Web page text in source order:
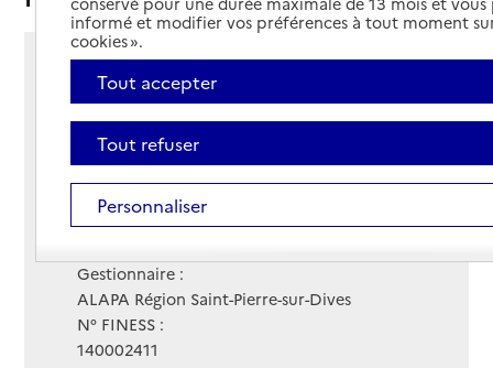
26 rue des Peupliers
BP 65
14140 - Saint-Pierre-en-Auge
Voir itinéraire
Téléphone :
02 31 20 70 44
Contact
Contact
Gestionnaire :
ALAPA Région Saint-Pierre-sur-Dives
N° FINESS :
140002411
informé et modifier vos préférences à tout moment
cookies ».
Tout accepter
Tout refuser
Personnaliser